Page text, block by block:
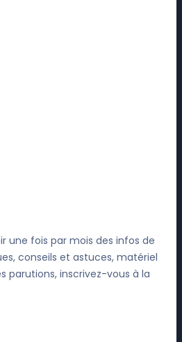
une fois par mois des infos de
conseils et astuces, matériel
parutions, inscrivez-vous à la